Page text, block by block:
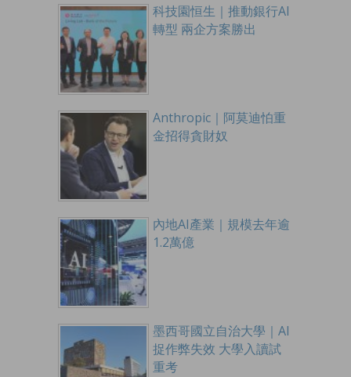
科技園恒生｜推動銀行AI
轉型 兩企方案勝出
Anthropic｜阿莫迪怕重
金招得貪財奴
內地AI產業｜規模去年逾
1.2萬億
墨西哥國立自治大學｜AI
捉作弊失效 大學入讀試
重考